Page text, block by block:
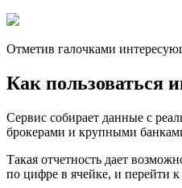
Отметив галочками
Как пользоваться
Сервис собирает данные с
брокерами и крупными
Такая отчетность дает
по цифре в ячейке, и перейти